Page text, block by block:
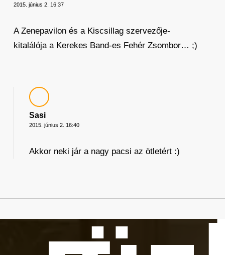
2015. június 2. 16:37
A Zenepavilon és a Kiscsillag szervezője-
kitalálója a Kerekes Band-es Fehér Zsombor… ;)
Sasi
2015. június 2. 16:40
Akkor neki jár a nagy pacsi az ötletért :)